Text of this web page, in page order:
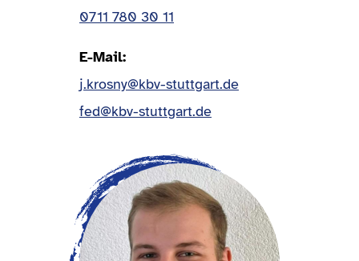
0711 780 30 11
E-Mail
j.krosny@kbv-stuttgart.de
fed@kbv-stuttgart.de